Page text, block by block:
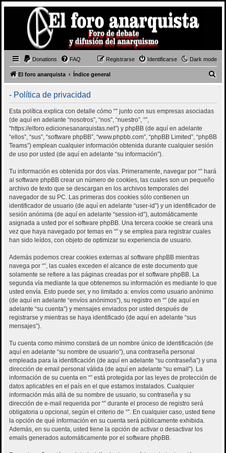
Dark mode
Donations FAQ Identificarse
Registrarse
El foro anarquista Índice general
- Política de privacidad
Esta política explica con detalle cómo “” junto con sus empresas asociadas
(de aquí en adelante “nosotros”, “nos”, “nuestro”, “”,
“https://elforo.edicionesanarquistas.net”) y phpBB (de aquí en adelante
“ellos”, “sus”, “software phpBB”, “www.phpbb.com”, “phpBB Limited”, “phpBB
Teams”) emplean cualquier información obtenida durante cualquier sesión
de uso por usted (de aquí en adelante “su información”).
Tu información es obtenida por dos vías. Primeramente, navegar por “” hará
al software phpBB crear un número de cookies, las cuales son un pequeño
archivo de texto que se descargan en los archivos temporales del
navegador de su PC. Las primeras dos cookies sólo contienen un
identificador de usuario (de aquí en adelante “user-id”) y un identificador de
sesión anónima (de aquí en adelante “session-id”), automáticamente
asignada a usted por el software phpBB. Una tercera cookie se creará una
vez que haya navegado por temas en “” y se emplea para registrar cuales
han sido leídos, con objeto de optimizar su experiencia de usuario.
Además podemos crear cookies externas al software phpBB mientras
navega por “”, las cuales exceden el alcance de este documento que
solamente se refiere a las páginas creadas por el software phpBB. La
segunda vía mediante la que obtenemos su información es mediante lo que
usted envía. Esto puede ser, y no limitado a: envíos como usuario anónimo
(de aquí en adelante “envíos anónimos”), su registro en “” (de aquí en
adelante “su cuenta”) y mensajes enviados por usted después de
registrarse y mientras se haya identificado (de aquí en adelante “sus
mensajes”).
Tu cuenta como mínimo constará de un nombre único de identificación (de
aquí en adelante “su nombre de usuario”), una contraseña personal
empleada para la identificación (de aquí en adelante “su contraseña”) y una
dirección de email personal válida (de aquí en adelante “su email”). La
información de su cuenta en “” está protegida por las leyes de protección de
datos aplicables en el país en el que estamos instalados. Cualquier
información más allá de su nombre de usuario, su contraseña y su
dirección de e-mail requerida por “” durante el proceso de registro será
obligatoria u opcional, según el criterio de “”. En cualquier caso, usted tiene
la opción de qué información en su cuenta será públicamente exhibida.
Además, en su cuenta, usted tiene la opción de activar o desactivar los
emails generados automáticamente por el software phpBB.